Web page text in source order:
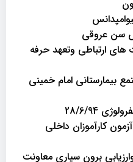
سن عروقی
ارتباطی وتعهد حرفه
بیمارستانی امام خمینی
28/6/94
کارآموزان داخلی
برون سپاری معاونت